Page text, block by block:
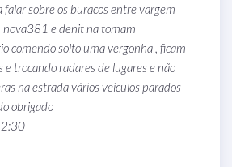
falar sobre os buracos entre vargem
nova381 e denit na tomam
comendo solto uma vergonha , ficam
e trocando radares de lugares e não
na estrada vários veículos parados
obrigado